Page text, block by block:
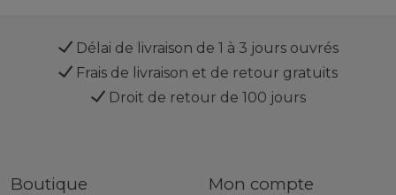
Délai de livraison de 1 à 3 jours ouvrés
Frais de livraison et de retour gratuits
Droit de retour de 100 jours
Boutique Mon compte